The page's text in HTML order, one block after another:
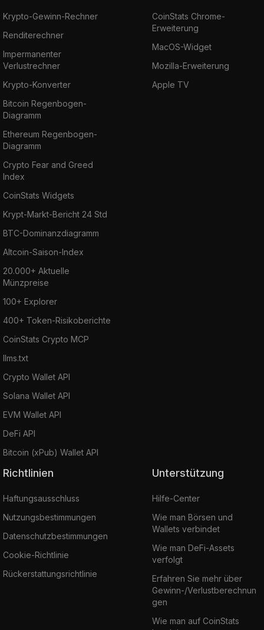
Krypto-Gewinn-Rechner
Renditerechner
Impermanenter
Verlustrechner
Krypto-Konverter
Bitcoin Regenbogen-
Diagramm
Ethereum Regenbogen-
Diagramm
Crypto Fear and Greed
Index
CoinStats Widgets
Krypt-Markt-Bericht 24 Std
BTC-Dominanzdiagramm
Altcoin-Saison-Index
20.000+ Aktuelle
Münzpreise
100+ Explorer
400+ Token-Risikoberichte
CoinStats Crypto MCP
llms.txt
Crypto Wallet API
Solana Wallet API
EVM Wallet API
DeFi API
Bitcoin (xPub) Wallet API
CoinStats Chrome-
Erweiterung
MacOS-Widget
Mozilla-Erweiterung
Apple TV
Richtlinien
Haftungsausschluss
Nutzungsbestimmungen
Datenschutzbestimmungen
Cookie-Richtlinie
Rückerstattungsrichtlinie
Unterstützung
Hilfe-Center
Wie man Börsen und
Wallets verbindet
Wie man DeFi-Assets
verfolgt
Erfahren Sie mehr über
Gewinn-/Verlustberechnun
gen
Wie man auf CoinStats